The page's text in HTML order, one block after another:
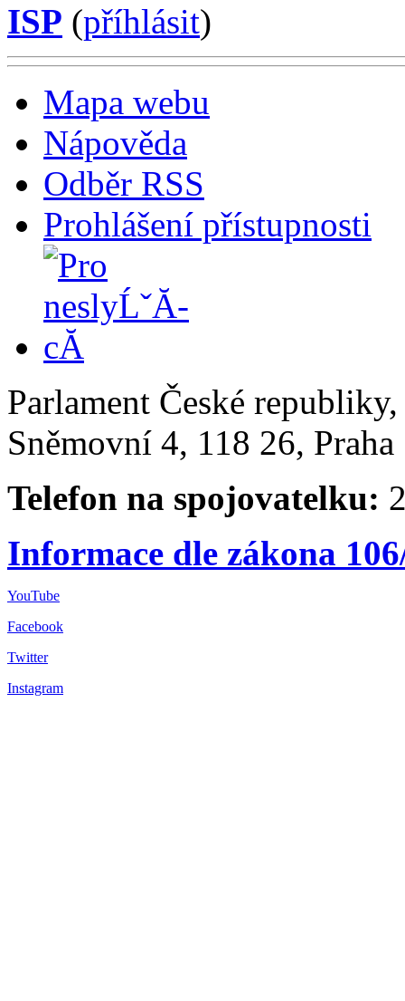
ISP (příhlásit)
Mapa webu
Nápověda
Odběr RSS
Prohlášení přístupnosti
Parlament České
Sněmovní 4, 118 26,
Telefon na spojovatelku:
Informace dle zákona
YouTube
Facebook
Twitter
Instagram